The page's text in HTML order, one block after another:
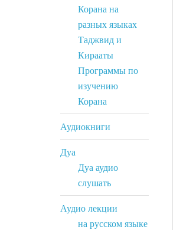
Корана на
разных языках
Таджвид и
Кирааты
Программы по
изучению
Корана
Аудиокниги
Дуа
Дуа аудио
слушать
Аудио лекции
на русском языке